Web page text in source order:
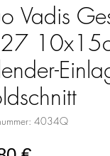
Vadis
4034Q